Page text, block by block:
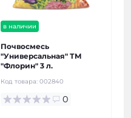
в наличии
Почвосмесь
"Универсальная" ТМ
"Флорин" 3 л.
Код товара: 002840
0